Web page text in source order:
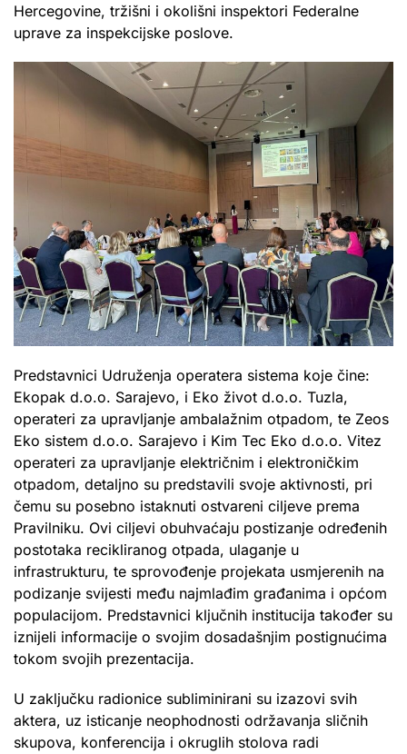
Hercegovine, tržišni i okolišni inspektori Federalne
uprave za inspekcijske poslove.
Predstavnici Udruženja operatera sistema koje čine:
Ekopak d.o.o. Sarajevo, i Eko život d.o.o. Tuzla,
operateri za upravljanje ambalažnim otpadom, te Zeos
Eko sistem d.o.o. Sarajevo i Kim Tec Eko d.o.o. Vitez
operateri za upravljanje električnim i elektroničkim
otpadom, detaljno su predstavili svoje aktivnosti, pri
čemu su posebno istaknuti ostvareni ciljeve prema
Pravilniku. Ovi ciljevi obuhvaćaju postizanje određenih
postotaka recikliranog otpada, ulaganje u
infrastrukturu, te sprovođenje projekata usmjerenih na
podizanje svijesti među najmlađim građanima i općom
populacijom. Predstavnici ključnih institucija također su
iznijeli informacije o svojim dosadašnjim postignućima
tokom svojih prezentacija.
U zaključku radionice subliminirani su izazovi svih
aktera, uz isticanje neophodnosti održavanja sličnih
skupova, konferencija i okruglih stolova radi